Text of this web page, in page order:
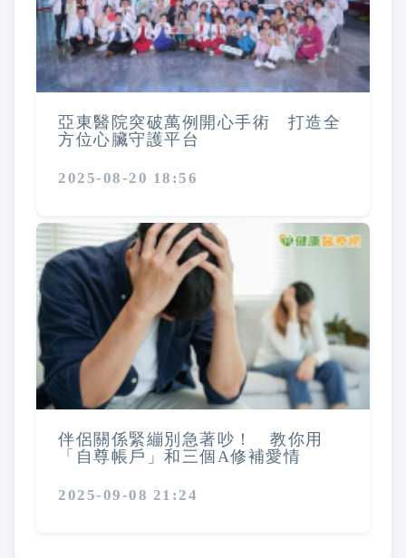
亞東醫院突破萬例開心手術 打造全
方位心臟守護平台
2025-08-20 18:56
伴侶關係緊繃別急著吵！ 教你用
「自尊帳戶」和三個A修補愛情
2025-09-08 21:24